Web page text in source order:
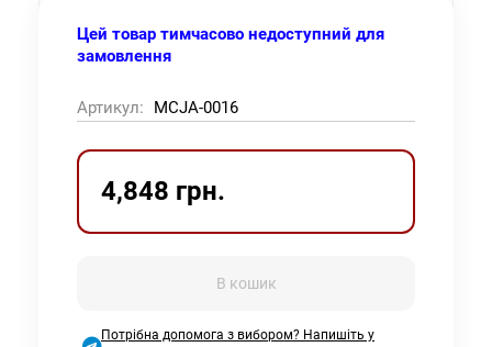
Цей товар тимчасово недоступний для
замовлення
Артикул: MCJA-0016
4,848 грн.
В кошик
Потрібна допомога з вибором? Напишіть у